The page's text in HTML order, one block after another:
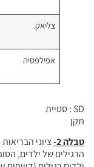
צליאק
אפילפסיה
SD : סטיית
טבלה 2-
ציוני
הרגילים של ילדים,